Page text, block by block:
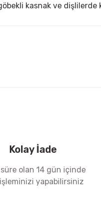
kasnak ve dişlilerde
Kolay İade
süre olan 14 gün içinde
yapabilirsiniz